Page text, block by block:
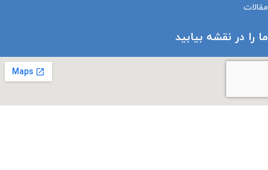
مقالات
ما را در نقشه بیابید